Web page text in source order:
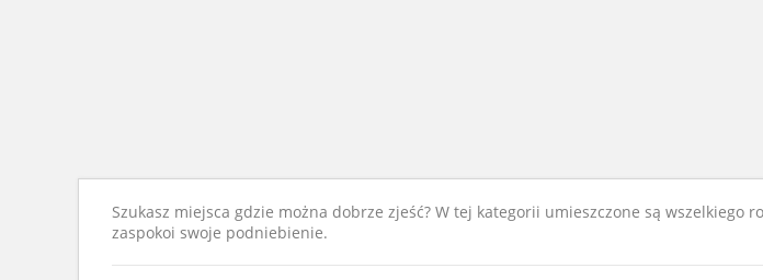
Szukasz miejsca gdzie można dobrze zjeść? W tej kategorii umieszczone są
zaspokoi swoje podniebienie.